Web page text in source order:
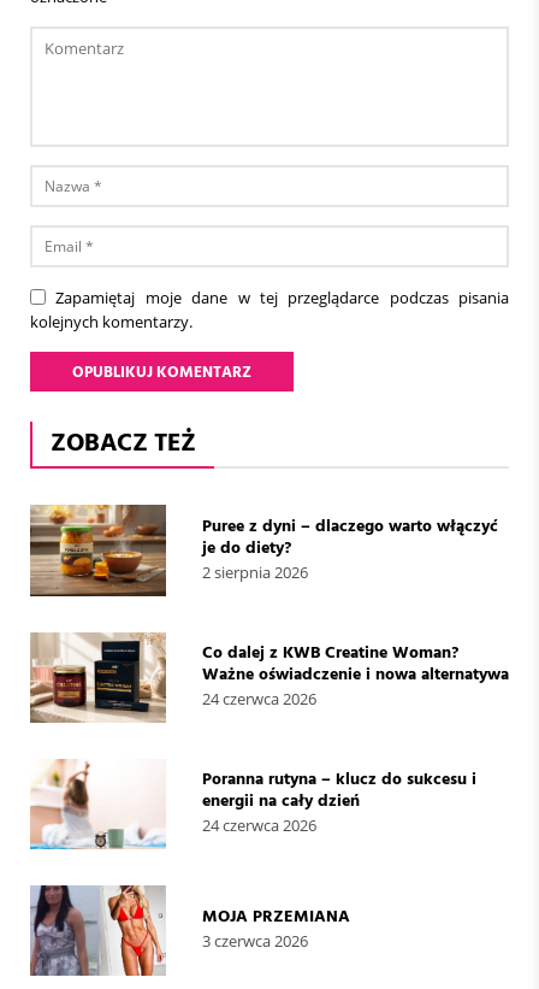
Zapamiętaj moje dane w tej przeglądarce podczas pisania
kolejnych komentarzy.
ZOBACZ TEŻ
Puree z dyni – dlaczego warto włączyć
je do diety?
2 sierpnia 2026
Co dalej z KWB Creatine Woman?
Ważne oświadczenie i nowa alternatywa
24 czerwca 2026
Poranna rutyna – klucz do sukcesu i
energii na cały dzień
24 czerwca 2026
MOJA PRZEMIANA
3 czerwca 2026